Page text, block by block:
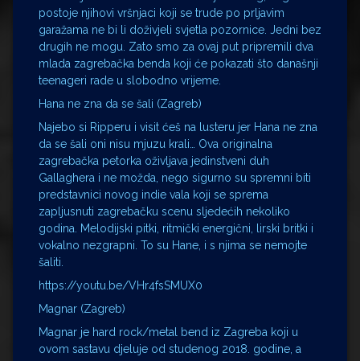
postoje njihovi vršnjaci koji se trude po prljavim
garažama ne bi li doživjeli svjetla pozornice. Jedni bez
drugih ne mogu. Zato smo za ovaj put pripremili dva
mlada zagrebačka benda koji će pokazati što današnji
teenageri rade u slobodno vrijeme.
Hana ne zna da se šali (Zagreb)
Najebo si Ripperu i visit ćeš na lusteru jer Hana ne zna
da se šali oni nisu mjuzu krali… Ova originalna
zagrebačka petorka oživljava jedinstveni duh
Gallaghera i ne možda, nego sigurno su spremni biti
predstavnici novog indie vala koji se sprema
zapljusnuti zagrebačku scenu sljedećih nekoliko
godina. Melodijski pitki, ritmički energični, lirski britki i
vokalno nezgrapni. To su Hane, i s njima se nemojte
šaliti.
https://youtu.be/VHr4fsSMUX0
Magnar (Zagreb)
Magnar je hard rock/metal bend iz Zagreba koji u
ovom sastavu djeluje od studenog 2018. godine, a